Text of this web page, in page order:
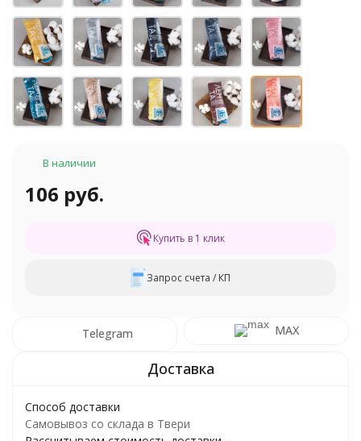
В наличии
106 руб.
Купить в 1 клик
Запрос счета / КП
Telegram MAX
Способ доставки
Самовывоз со склада в Твери